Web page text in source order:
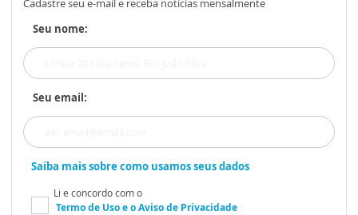
Cadastre seu e-mail e receba notícias mensalmente
Seu nome:
Seu email:
Saiba mais sobre como usamos seus dados
Li e concordo com o
Termo de Usoe oAviso de Privacidade